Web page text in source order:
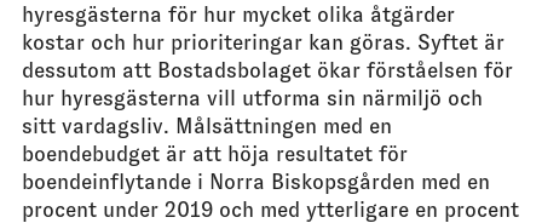
hyresgästerna för hur mycket olika åtgärder
kostar och hur prioriteringar kan göras. Syftet är
dessutom att Bostadsbolaget ökar förståelsen för
hur hyresgästerna vill utforma sin närmiljö och
sitt vardagsliv. Målsättningen med en
boendebudget är att höja resultatet för
boendeinflytande i Norra Biskopsgården med en
procent under 2019 och med ytterligare en procent